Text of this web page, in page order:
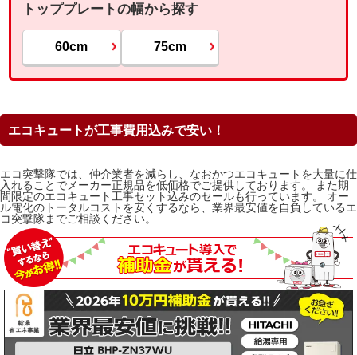
トッププレートの幅から探す
60cm 75cm
エコキュートが工事費用込みで安い！
エコ突撃隊では、仲介業者を減らし、なおかつエコキュートを大量に仕
入れることでメーカー正規品を低価格でご提供しております。 また期
間限定のエコキュート工事セット込みのセールも行っています。 オー
ル電化のトータルコストを安くするなら、業界最安値を自負しているエ
コ突撃隊までご相談ください。